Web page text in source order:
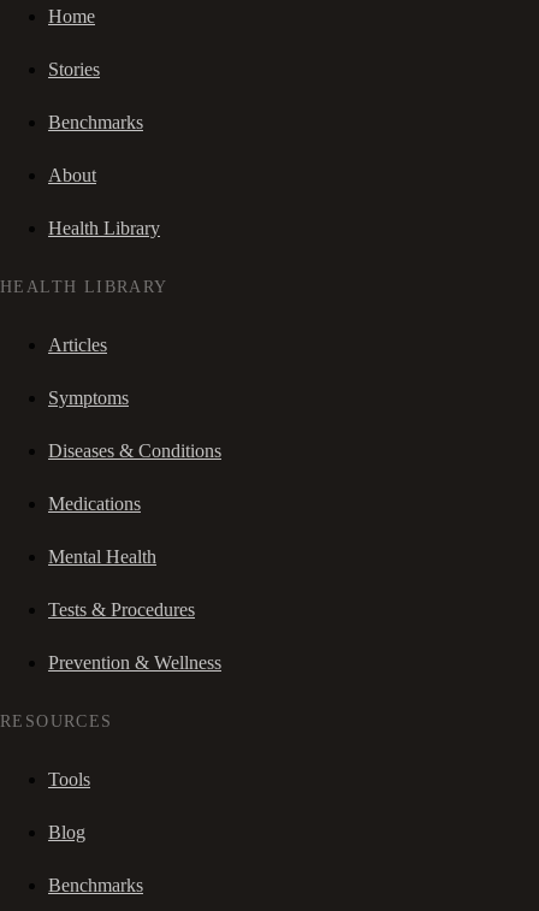
Home
Stories
Benchmarks
About
Health Library
HEALTH LIBRARY
Articles
Symptoms
Diseases & Conditions
Medications
Mental Health
Tests & Procedures
Prevention & Wellness
RESOURCES
Tools
Blog
Benchmarks